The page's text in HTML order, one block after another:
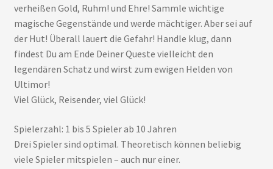
verheißen Gold, Ruhm! und Ehre! Sammle wichtige
magische Gegenstände und werde mächtiger. Aber sei auf
der Hut! Überall lauert die Gefahr! Handle klug, dann
findest Du am Ende Deiner Queste vielleicht den
legendären Schatz und wirst zum ewigen Helden von
Ultimor!
Viel Glück, Reisender, viel Glück!
Spielerzahl: 1 bis 5 Spieler ab 10 Jahren
Drei Spieler sind optimal. Theoretisch können beliebig
viele Spieler mitspielen – auch nur einer.